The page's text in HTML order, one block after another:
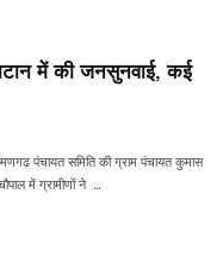
में की जनसुनवाई, कई
पंचायत समिति की ग्राम पंचायत कुमास
में ग्रामीणों ने …